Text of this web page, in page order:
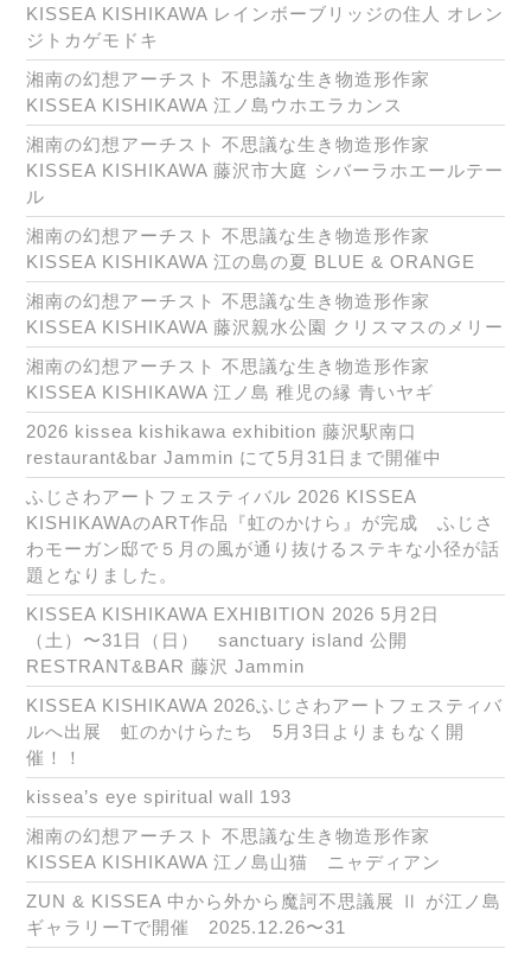
KISSEA KISHIKAWA レインボーブリッジの住人 オレン
ジトカゲモドキ
湘南の幻想アーチスト 不思議な生き物造形作家
KISSEA KISHIKAWA 江ノ島ウホエラカンス
湘南の幻想アーチスト 不思議な生き物造形作家
KISSEA KISHIKAWA 藤沢市大庭 シバーラホエールテー
ル
湘南の幻想アーチスト 不思議な生き物造形作家
KISSEA KISHIKAWA 江の島の夏 BLUE & ORANGE
湘南の幻想アーチスト 不思議な生き物造形作家
KISSEA KISHIKAWA 藤沢親水公園 クリスマスのメリー
湘南の幻想アーチスト 不思議な生き物造形作家
KISSEA KISHIKAWA 江ノ島 稚児の縁 青いヤギ
2026 kissea kishikawa exhibition 藤沢駅南口
restaurant&bar Jammin にて5月31日まで開催中
ふじさわアートフェスティバル 2026 KISSEA
KISHIKAWAのART作品『虹のかけら』が完成 ふじさ
わモーガン邸で５月の風が通り抜けるステキな小径が話
題となりました。
KISSEA KISHIKAWA EXHIBITION 2026 5月2日
（土）〜31日（日） sanctuary island 公開
RESTRANT&BAR 藤沢 Jammin
KISSEA KISHIKAWA 2026ふじさわアートフェスティバ
ルへ出展 虹のかけらたち 5月3日よりまもなく開
催！！
kissea’s eye spiritual wall 193
湘南の幻想アーチスト 不思議な生き物造形作家
KISSEA KISHIKAWA 江ノ島山猫 ニャディアン
ZUN & KISSEA 中から外から魔訶不思議展 Ⅱ が江ノ島
ギャラリーTで開催 2025.12.26〜31